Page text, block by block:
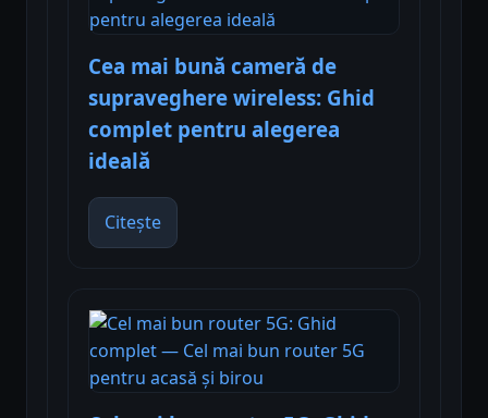
Cea mai bună cameră de
supraveghere wireless: Ghid
complet pentru alegerea
ideală
Citește